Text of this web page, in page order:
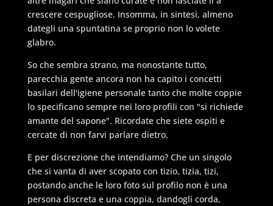
crescere cespugliose. Insomma, in sintesi, almeno
dategli una spuntatina se proprio non lo volete
glabro.
So che sembra strano, ma nonostante tutto,
parecchia gente ancora non ha capito i concetti
basilari dell'igiene personale tanto che molte coppie
lo specificano sempre nei loro profili con "si richiede
amante del sapone". Ricordate che siete ospiti e
cercate di non farvi parlare dietro.
E per discrezione che intendiamo? Che un singolo
che si vanta di aver scopato con tizio, tizia, tizi,
postando anche le loro foto sul profilo non è una
persona discreta e una coppia, dandogli corda,